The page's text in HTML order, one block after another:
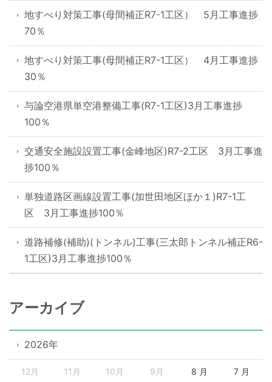
地すべり対策工事(母間補正R7-1工区） 5月工事進捗
70％
地すべり対策工事(母間補正R7-1工区） 4月工事進捗
30％
与論空港県単空港整備工事(R7-1工区)3月工事進捗
100％
交通安全施設設置工事(金峰地区)R7-2工区 3月工事進
捗100％
単独道路区画線設置工事(加世田地区ほか１)R7-1工
区 3月工事進捗100％
道路補修(補助)(トンネル)工事(三太郎トンネル補正R6-
1工区)3月工事進捗100％
アーカイブ
2026年
12月 11月 10月 9月 8 月 7 月